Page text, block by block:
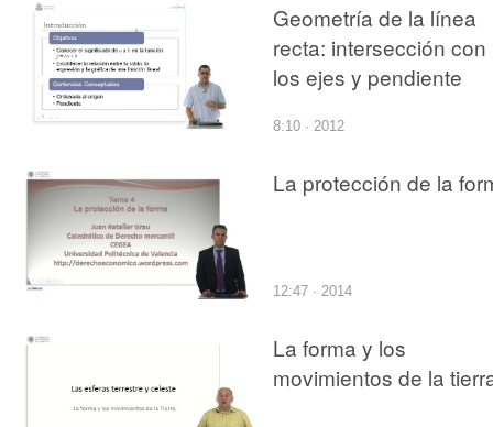
Geometría de la línea
recta: intersección con
los ejes y pendiente
8:10 · 2012
La protección de la
12:47 · 2014
La forma y los
movimientos de la